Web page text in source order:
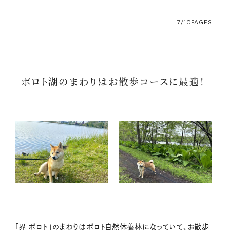
7/10 PAGES
ポロト湖のまわりはお散歩コースに最適！
「界 ポロト」のまわりはポロト自然休養林になっていて、お散歩